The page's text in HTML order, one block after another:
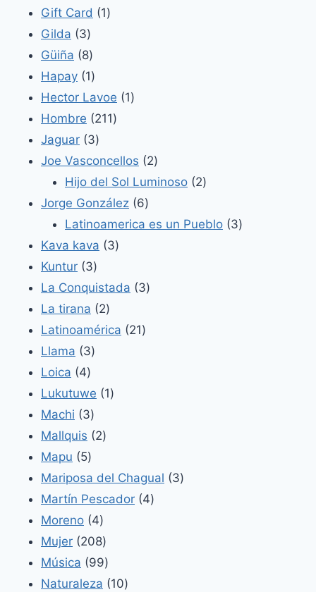
productos
Gift Card 11
Gilda 33
productos
Güiña 88
productos
Hapay 11
producto
Hector Lavoe 11
Hombre 211211
Jaguar 33
productos
Joe Vasconcellos 22
productos
Hijo del Sol Luminoso 22
Jorge González 66
productos
Latinoamerica es un Pueblo 33
Kava kava 33
Kuntur 33
productos
La Conquistada 33
La tirana 22
productos
Latinoamérica 2121
Llama 33
Loica 44
productos
Lukutuwe 11
Machi 33
productos
Mallquis 22
Mapu 55
productos
Mariposa del Chagual 33
Martín Pescador 44
Moreno 44
productos
Mujer 208208
productos
Música 9999
productos
Naturaleza 1010